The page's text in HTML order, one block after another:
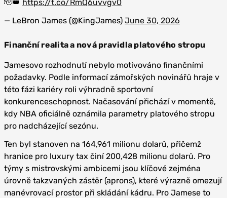
🫡👑 https://t.co/RmQ6uvvgv0
— LeBron James (@KingJames) June 30, 2026
Finanční realita a nová pravidla platového stropu
Jamesovo rozhodnutí nebylo motivováno finančními
požadavky. Podle informací zámořských novinářů hraje v
této fázi kariéry roli výhradně sportovní
konkurenceschopnost. Načasování přichází v momentě,
kdy NBA oficiálně oznámila parametry platového stropu
pro nadcházející sezónu.
Ten byl stanoven na 164,961 milionu dolarů, přičemž
hranice pro luxury tax činí 200,428 milionu dolarů. Pro
týmy s mistrovskými ambicemi jsou klíčové zejména
úrovně takzvaných zástěr (aprons), které výrazně omezují
manévrovací prostor při skládání kádru. Pro Jamese to